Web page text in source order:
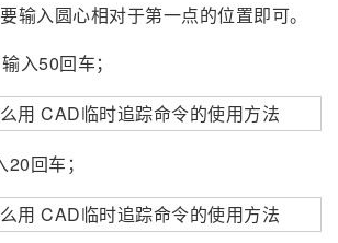
输入圆心相对于第一点的位置即可。
入50回车；
回车；